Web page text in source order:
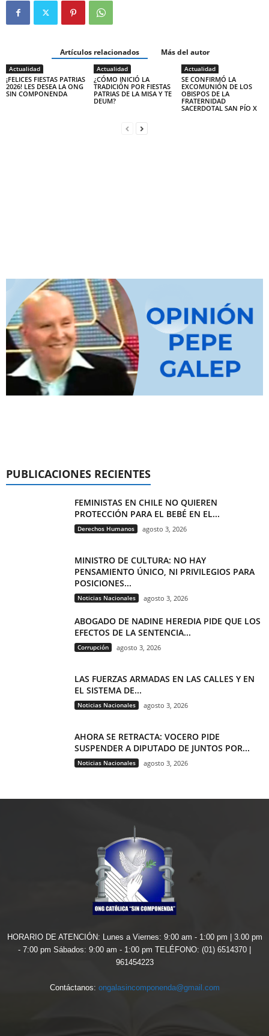
Artículos relacionados Más del autor
Actualidad
¡FELICES FIESTAS PATRIAS
2026! LES DESEA LA ONG
SIN COMPONENDA
Actualidad
¿CÓMO INICIÓ LA
TRADICIÓN POR FIESTAS
PATRIAS DE LA MISA Y TE
DEUM?
Actualidad
SE CONFIRMÓ LA
EXCOMUNIÓN DE LOS
OBISPOS DE LA
FRATERNIDAD
SACERDOTAL SAN PÍO X
PUBLICACIONES RECIENTES
FEMINISTAS EN CHILE NO QUIEREN
PROTECCIÓN PARA EL BEBÉ EN EL...
Derechos Humanos agosto 3, 2026
MINISTRO DE CULTURA: NO HAY
PENSAMIENTO ÚNICO, NI PRIVILEGIOS PARA
POSICIONES...
Noticias Nacionales agosto 3, 2026
ABOGADO DE NADINE HEREDIA PIDE QUE LOS
EFECTOS DE LA SENTENCIA...
Corrupción agosto 3, 2026
LAS FUERZAS ARMADAS EN LAS CALLES Y EN
EL SISTEMA DE...
Noticias Nacionales agosto 3, 2026
AHORA SE RETRACTA: VOCERO PIDE
SUSPENDER A DIPUTADO DE JUNTOS POR...
Noticias Nacionales agosto 3, 2026
HORARIO DE ATENCIÓN: Lunes a Viernes: 9:00 am - 1:00 pm | 3.00 pm
- 7:00 pm Sábados: 9:00 am - 1:00 pm TELÉFONO: (01) 6514370 |
961454223
Contáctanos: ongalasincomponenda@gmail.com